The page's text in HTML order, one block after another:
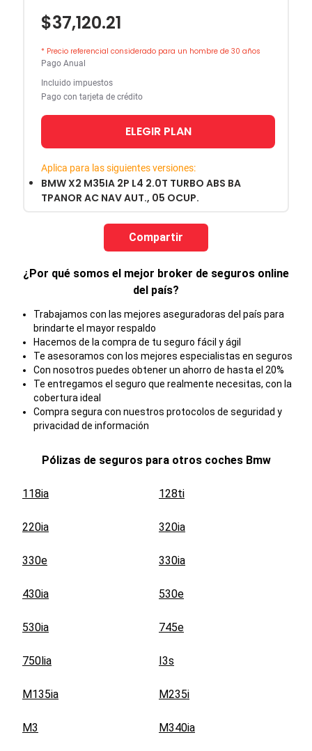
$37,120.21
* Precio referencial considerado para un hombre de 30 años
Pago Anual
Incluido impuestos
Pago con tarjeta de crédito
ELEGIR PLAN
Aplica para las siguientes versiones:
BMW X2 M35IA 2P L4 2.0T TURBO ABS BA
TPANOR AC NAV AUT., 05 OCUP.
Compartir
¿Por qué somos el mejor broker de seguros online
del país?
Trabajamos con las mejores aseguradoras del país para
brindarte el mayor respaldo
Hacemos de la compra de tu seguro fácil y ágil
Te asesoramos con los mejores especialistas en seguros
Con nosotros puedes obtener un ahorro de hasta el 20%
Te entregamos el seguro que realmente necesitas, con la
cobertura ideal
Compra segura con nuestros protocolos de seguridad y
privacidad de información
Pólizas de seguros para otros coches Bmw
118ia 128ti
220ia 320ia
330e 330ia
430ia 530e
530ia 745e
750lia I3s
M135ia M235i
M3 M340ia